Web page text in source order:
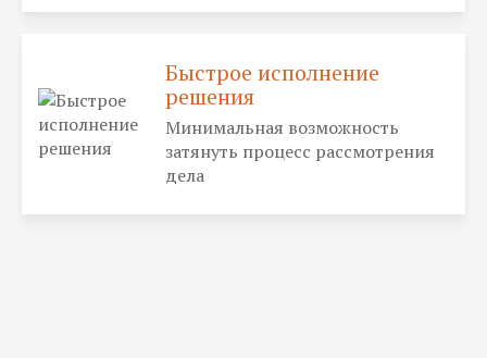
Быстрое исполнение
решения
Минимальная возможность
затянуть процесс рассмотрения
дела